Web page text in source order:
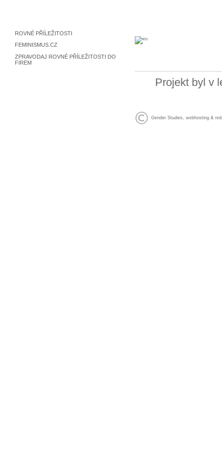
ROVNÉ PŘÍLEŽITOSTI
FEMINISMUS.CZ
ZPRAVODAJ ROVNÉ PŘÍLEŽITOSTI DO
FIREM
Projekt byl v
Gender Studies, webhosting &